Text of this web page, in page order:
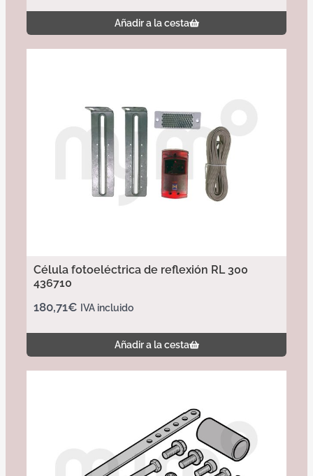
Añadir a la cesta
Célula fotoeléctrica de reflexión RL 300
436710
180,71€ IVA incluido
Añadir a la cesta